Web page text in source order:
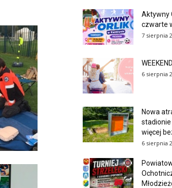
Aktywny
czwarte
7 sierpnia
6 sierpnia
Nowa
więcej
6 sierpnia